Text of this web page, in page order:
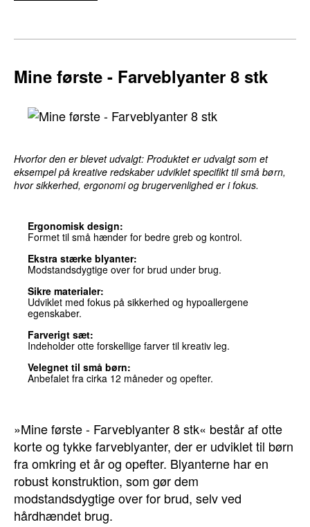
Mine første - Farveblyanter 8 stk
Hvorfor den er blevet udvalgt: Produktet er udvalgt som et
eksempel på kreative redskaber udviklet specifikt til små børn,
hvor sikkerhed, ergonomi og brugervenlighed er i fokus.
»Mine første - Farveblyanter 8 stk« består af otte
korte og tykke farveblyanter, der er udviklet til børn
fra omkring et år og opefter. Blyanterne har en
robust konstruktion, som gør dem
modstandsdygtige over for brud, selv ved
hårdhændet brug.
Ergonomisk design:
Formet til små hænder for bedre greb og kontrol.
Ekstra stærke blyanter:
Modstandsdygtige over for brud under brug.
Sikre materialer:
Udviklet med fokus på sikkerhed og hypoallergene
egenskaber.
Farverigt sæt:
Indeholder otte forskellige farver til kreativ leg.
Velegnet til små børn:
Anbefalet fra cirka 12 måneder og opefter.